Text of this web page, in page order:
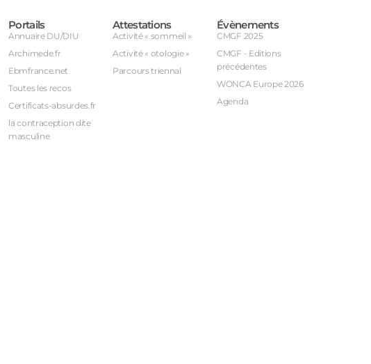
Portails
Annuaire DU/DIU
Archimede.fr
Ebmfrance.net
Toutes les recos
Certificats-absurdes.fr
la contraception dite
masculine
Attestations
Activité « sommeil »
Activité « otologie »
Parcours triennal
Évènements
CMGF 2025
CMGF - Editions
précédentes
WONCA Europe 2026
Agenda